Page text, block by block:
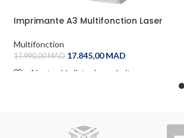
Imprimante A3 Multifonction Laser
2425i
Multifonction
17.990,00MAD 17.845,00MAD
Ajouter à la liste de souhaits